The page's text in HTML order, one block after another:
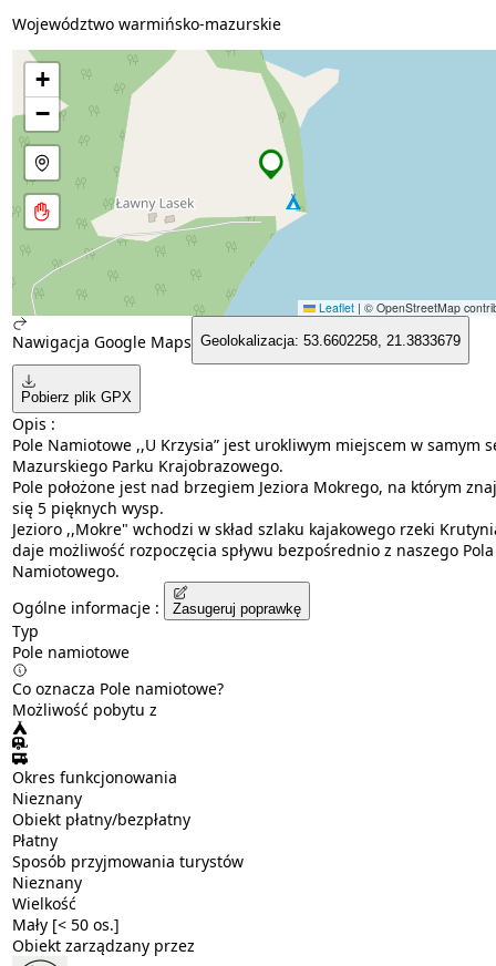
Województwo warmińsko-mazurskie
+
−
Leaflet | © OpenStreetMap
Nawigacja Google Maps Geolokalizacja: 53.6602258, 21.3833679
Pobierz plik GPX
Opis :
Pole Namiotowe ,,U Krzysia” jest urokliwym miejscem w samym
Mazurskiego Parku Krajobrazowego.
Pole położone jest nad brzegiem Jeziora Mokrego, na którym
się 5 pięknych wysp.
Jezioro ,,Mokre" wchodzi w skład szlaku kajakowego rzeki
daje możliwość rozpoczęcia spływu bezpośrednio z naszego Pola
Namiotowego.
Ogólne informacje :
Zasugeruj poprawkę
Typ
Pole namiotowe
Co oznacza Pole namiotowe?
Możliwość pobytu z
Okres funkcjonowania
Nieznany
Obiekt płatny/bezpłatny
Płatny
Sposób przyjmowania turystów
Nieznany
Wielkość
Mały [< 50 os.]
Obiekt zarządzany przez